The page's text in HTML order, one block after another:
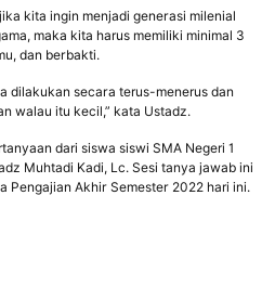
kita ingin menjadi generasi milenial
maka kita harus memiliki minimal 3
dan berbakti.
dilakukan secara terus-menerus dan
walau itu kecil,” kata Ustadz.
dari siswa siswi SMA Negeri 1
Muhtadi Kadi, Lc. Sesi tanya jawab ini
Pengajian Akhir Semester 2022 hari ini.